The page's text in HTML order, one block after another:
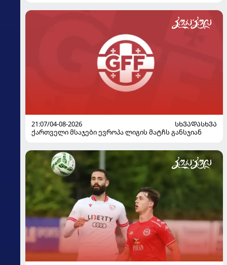
21:07/04-08-2026
ᲡᲮᲕᲐᲓᲐᲡᲮᲕᲐ
ქართველი მსაჯები ევროპა ლიგის მატჩს განსჯიან